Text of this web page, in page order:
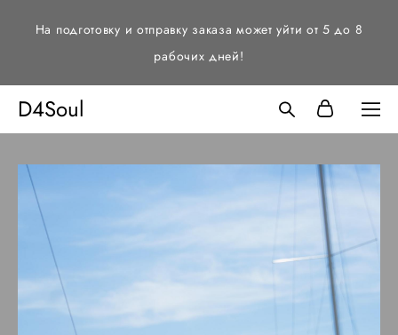
На подготовку и отправку заказа может уйти от 5 до 8
рабочих дней!
D4Soul